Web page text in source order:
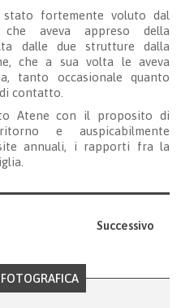
fortemente voluto dal
aveva appreso della
dalle due strutture dalla
che a sua volta le aveva
tanto occasionale quanto
contatto.
Atene con il proposito di
e auspicabilmente
annuali, i rapporti fra la
Successivo